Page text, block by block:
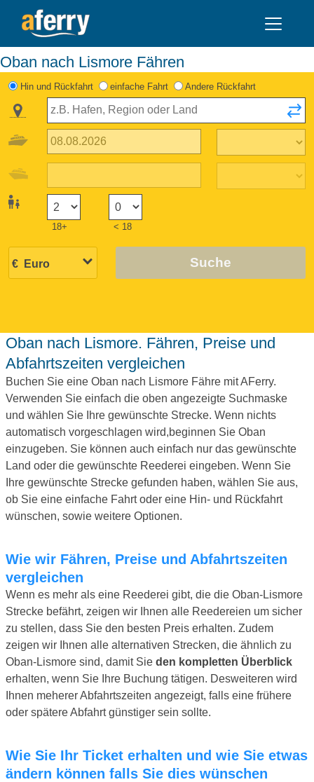
Oban nach Lismore Fähren
Hin und Rückfahrt einfache Fahrt Andere Rückfahrt
18+ < 18
Suche
Oban nach Lismore. Fähren, Preise und
Abfahrtszeiten vergleichen
Buchen Sie eine Oban nach Lismore Fähre mit AFerry.
Verwenden Sie einfach die oben angezeigte Suchmaske
und wählen Sie Ihre gewünschte Strecke. Wenn nichts
automatisch vorgeschlagen wird,beginnen Sie Oban
einzugeben. Sie können auch einfach nur das gewünschte
Land oder die gewünschte Reederei eingeben. Wenn Sie
Ihre gewünschte Strecke gefunden haben, wählen Sie aus,
ob Sie eine einfache Fahrt oder eine Hin- und Rückfahrt
wünschen, sowie weitere Optionen.
Wie wir Fähren, Preise und Abfahrtszeiten
vergleichen
Wenn es mehr als eine Reederei gibt, die die Oban-Lismore
Strecke befährt, zeigen wir Ihnen alle Reedereien um sicher
zu stellen, dass Sie den besten Preis erhalten. Zudem
zeigen wir Ihnen alle alternativen Strecken, die ähnlich zu
Oban-Lismore sind, damit Sie den kompletten Überblick
erhalten, wenn Sie Ihre Buchung tätigen. Desweiteren wird
Ihnen meherer Abfahrtszeiten angezeigt, falls eine frühere
oder spätere Abfahrt günstiger sein sollte.
Wie Sie Ihr Ticket erhalten und wie Sie etwas
ändern können falls Sie dies wünschen